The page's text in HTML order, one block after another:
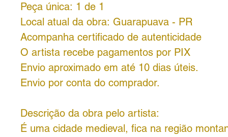
Peça única: 1 de 1
Local atual da obra: Guarapuava - PR
Acompanha certificado de autenticidade
O artista recebe pagamentos por PIX
Envio aproximado em até 10 dias úteis.
Envio por conta do comprador.
Descrição da obra pelo artista:
É uma cidade medieval, fica na região